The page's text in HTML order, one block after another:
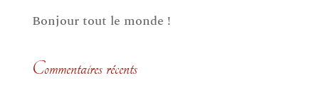
Bonjour tout le monde !
Commentaires récents